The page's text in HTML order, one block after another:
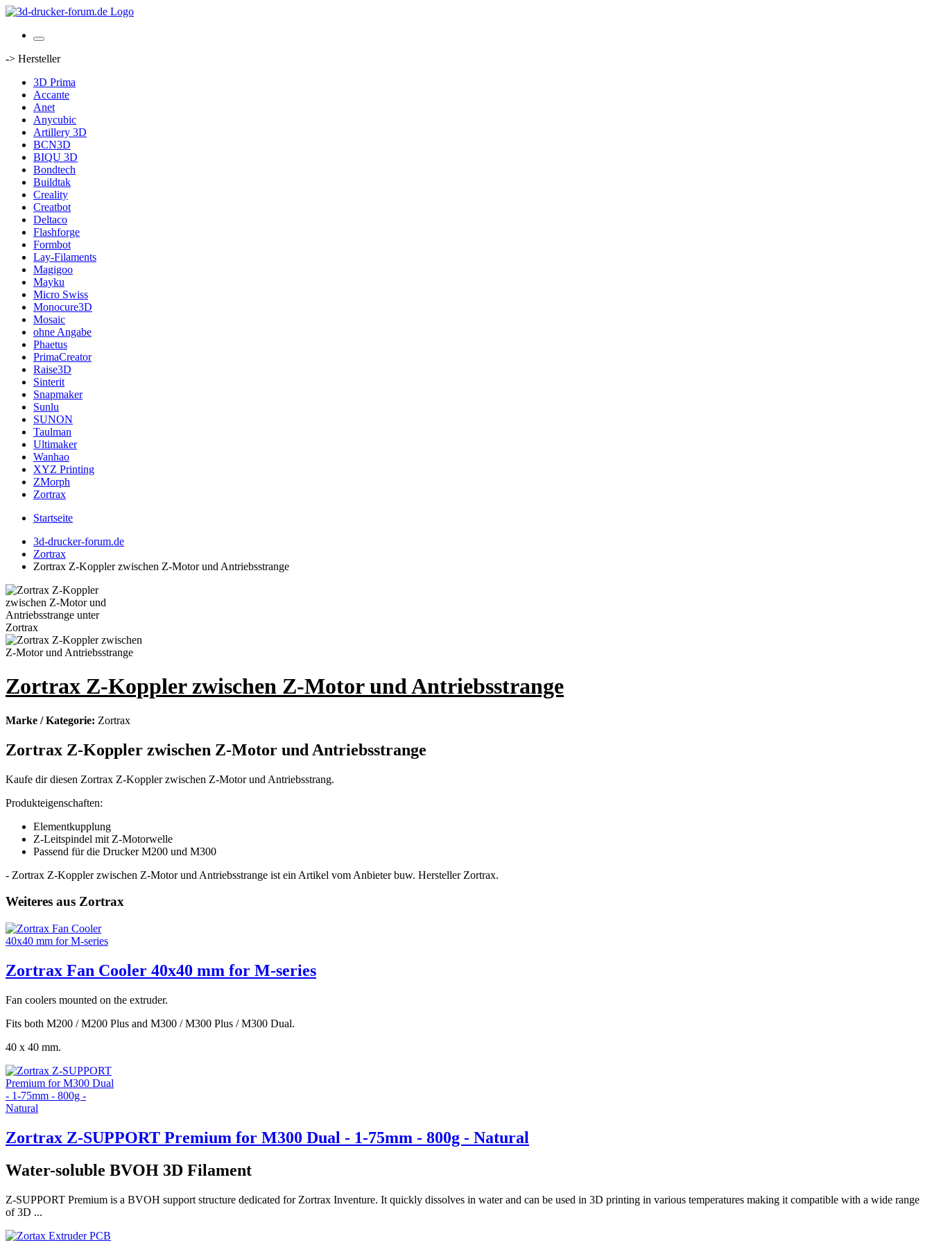
-> Hersteller
3D Prima
Accante
Anet
Anycubic
Artillery 3D
BCN3D
BIQU 3D
Bondtech
Buildtak
Creality
Creatbot
Deltaco
Flashforge
Formbot
Lay-Filaments
Magigoo
Mayku
Micro Swiss
Monocure3D
Mosaic
ohne Angabe
Phaetus
PrimaCreator
Raise3D
Sinterit
Snapmaker
Sunlu
SUNON
Taulman
Ultimaker
Wanhao
XYZ Printing
ZMorph
Zortrax
Startseite
3d-drucker-forum.de
Zortrax
Zortrax Z-Koppler zwischen Z-Motor und Antriebsstrange
Zortrax Z-Koppler zwischen Z-Motor und Antriebsstrange
Marke / Kategorie: Zortrax
Zortrax Z-Koppler zwischen Z-Motor und Antriebsstrange
Kaufe dir diesen Zortrax Z-Koppler zwischen Z-Motor und Antriebsstrang.
Produkteigenschaften:
Elementkupplung
Z-Leitspindel mit Z-Motorwelle
Passend für die Drucker M200 und M300
- Zortrax Z-Koppler zwischen Z-Motor und Antriebsstrange ist ein Artikel vom Anbieter buw. Hersteller Zortrax.
Weiteres aus Zortrax
Zortrax Fan Cooler 40x40 mm for M-series
Fan coolers mounted on the extruder.
Fits both M200 / M200 Plus and M300 / M300 Plus / M300 Dual.
40 x 40 mm.
Zortrax Z-SUPPORT Premium for M300 Dual - 1-75mm - 800g - Natural
Water-soluble BVOH 3D Filament
Z-SUPPORT Premium is a BVOH support structure dedicated for Zortrax Inventure. It quickly dissolves in water and can be used in 3D printing in various temperatures making it compatible with a wide range
of 3D ...